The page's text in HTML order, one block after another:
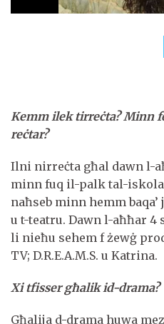
Kemm ilek tirreċta? Minn
reċtar?
Ilni nirreċta għal dawn l-
minn fuq il-palk tal-
naħseb minn hemm
u t-teatru. Dawn l-aħħar
li nieħu sehem f żewġ
TV; D.R.E.A.M.S. u Katrina.
Xi tfisser għalik id-drama?
Għalija d-drama huwa